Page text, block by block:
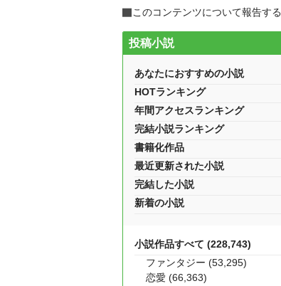
このコンテンツについて報告する
投稿小説
あなたにおすすめの小説
HOTランキング
年間アクセスランキング
完結小説ランキング
書籍化作品
最近更新された小説
完結した小説
新着の小説
小説作品すべて (228,743)
ファンタジー (53,295)
恋愛 (66,363)